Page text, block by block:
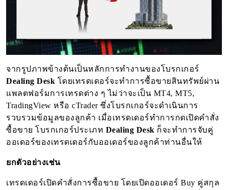
Dealing Desk โดยเทรดเดอร์จะทำการซื้อขายสินทรัพย์ผ่าน
แพลตฟอร์มการเทรดต่าง ๆ ไม่ว่าจะเป็น MT4, MT5,
TradingView หรือ cTrader ซึ่งโบรกเกอร์จะดำเนินการ
รวบรวมข้อมูลของลูกค้า เมื่อเทรดเดอร์ทำการกดเปิดคำสั่ง
ซื้อขาย โบรกเกอร์ประเภท Dealing Desk ก็จะทำการจับคู่
ออเดอร์ของเทรดเดอร์กับออเดอร์ของลูกค้าท่านอื่นให้
ยกตัวอย่างเช่น
เทรดเดอร์เปิดคำสั่งการซื้อขาย โดยเปิดออเดอร์ Buy คู่สกุล